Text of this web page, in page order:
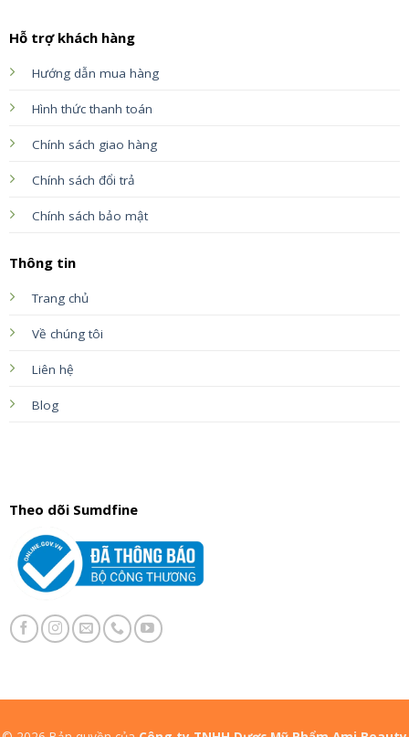
Hỗ trợ khách hàng
Hướng dẫn mua hàng
Hình thức thanh toán
Chính sách giao hàng
Chính sách đổi trả
Chính sách bảo mật
Thông tin
Trang chủ
Về chúng tôi
Liên hệ
Blog
Theo dõi Sumdfine